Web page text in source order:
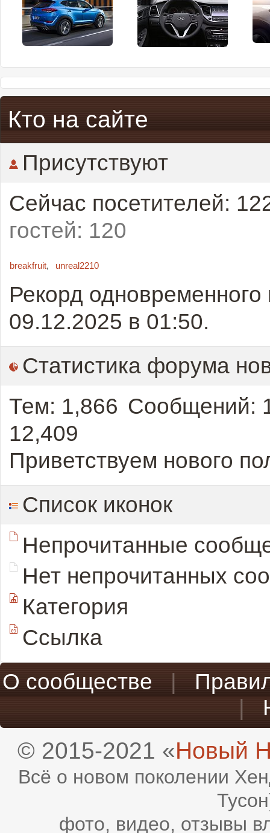
Кто на сайте
Присутствуют
Сейчас посетителей:
гостей: 120
breakfruit, unreal2210
Рекорд
09.12.2025 в 01:50.
Статистика форума
Тем 1,866 Сообщений
12,409
Приветствуем нового
Список иконок
Непрочитанные
Нет непрочитанных
Категория
Ссылка
О сообществе
© 2015-2021 «Новый
Всё о новом поколении
фото, видео, отзывы